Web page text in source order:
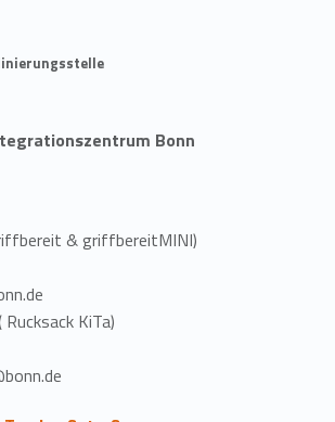
Bonn
& griffbereitMINI)
KiTa)